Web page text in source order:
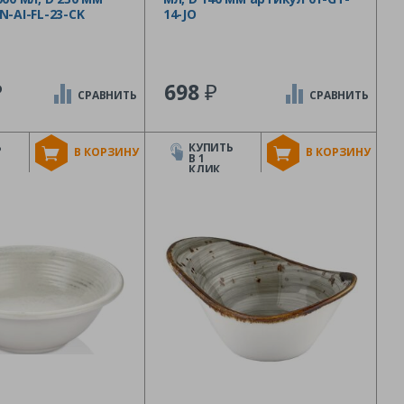
AI-FL-23-CK
В КОРЗИНУ
СРАВНИТЬ
14-JO
698₽
В КОРЗИНУ
СРАВНИТЬ
КУПИТЬ
В 1
КЛИК